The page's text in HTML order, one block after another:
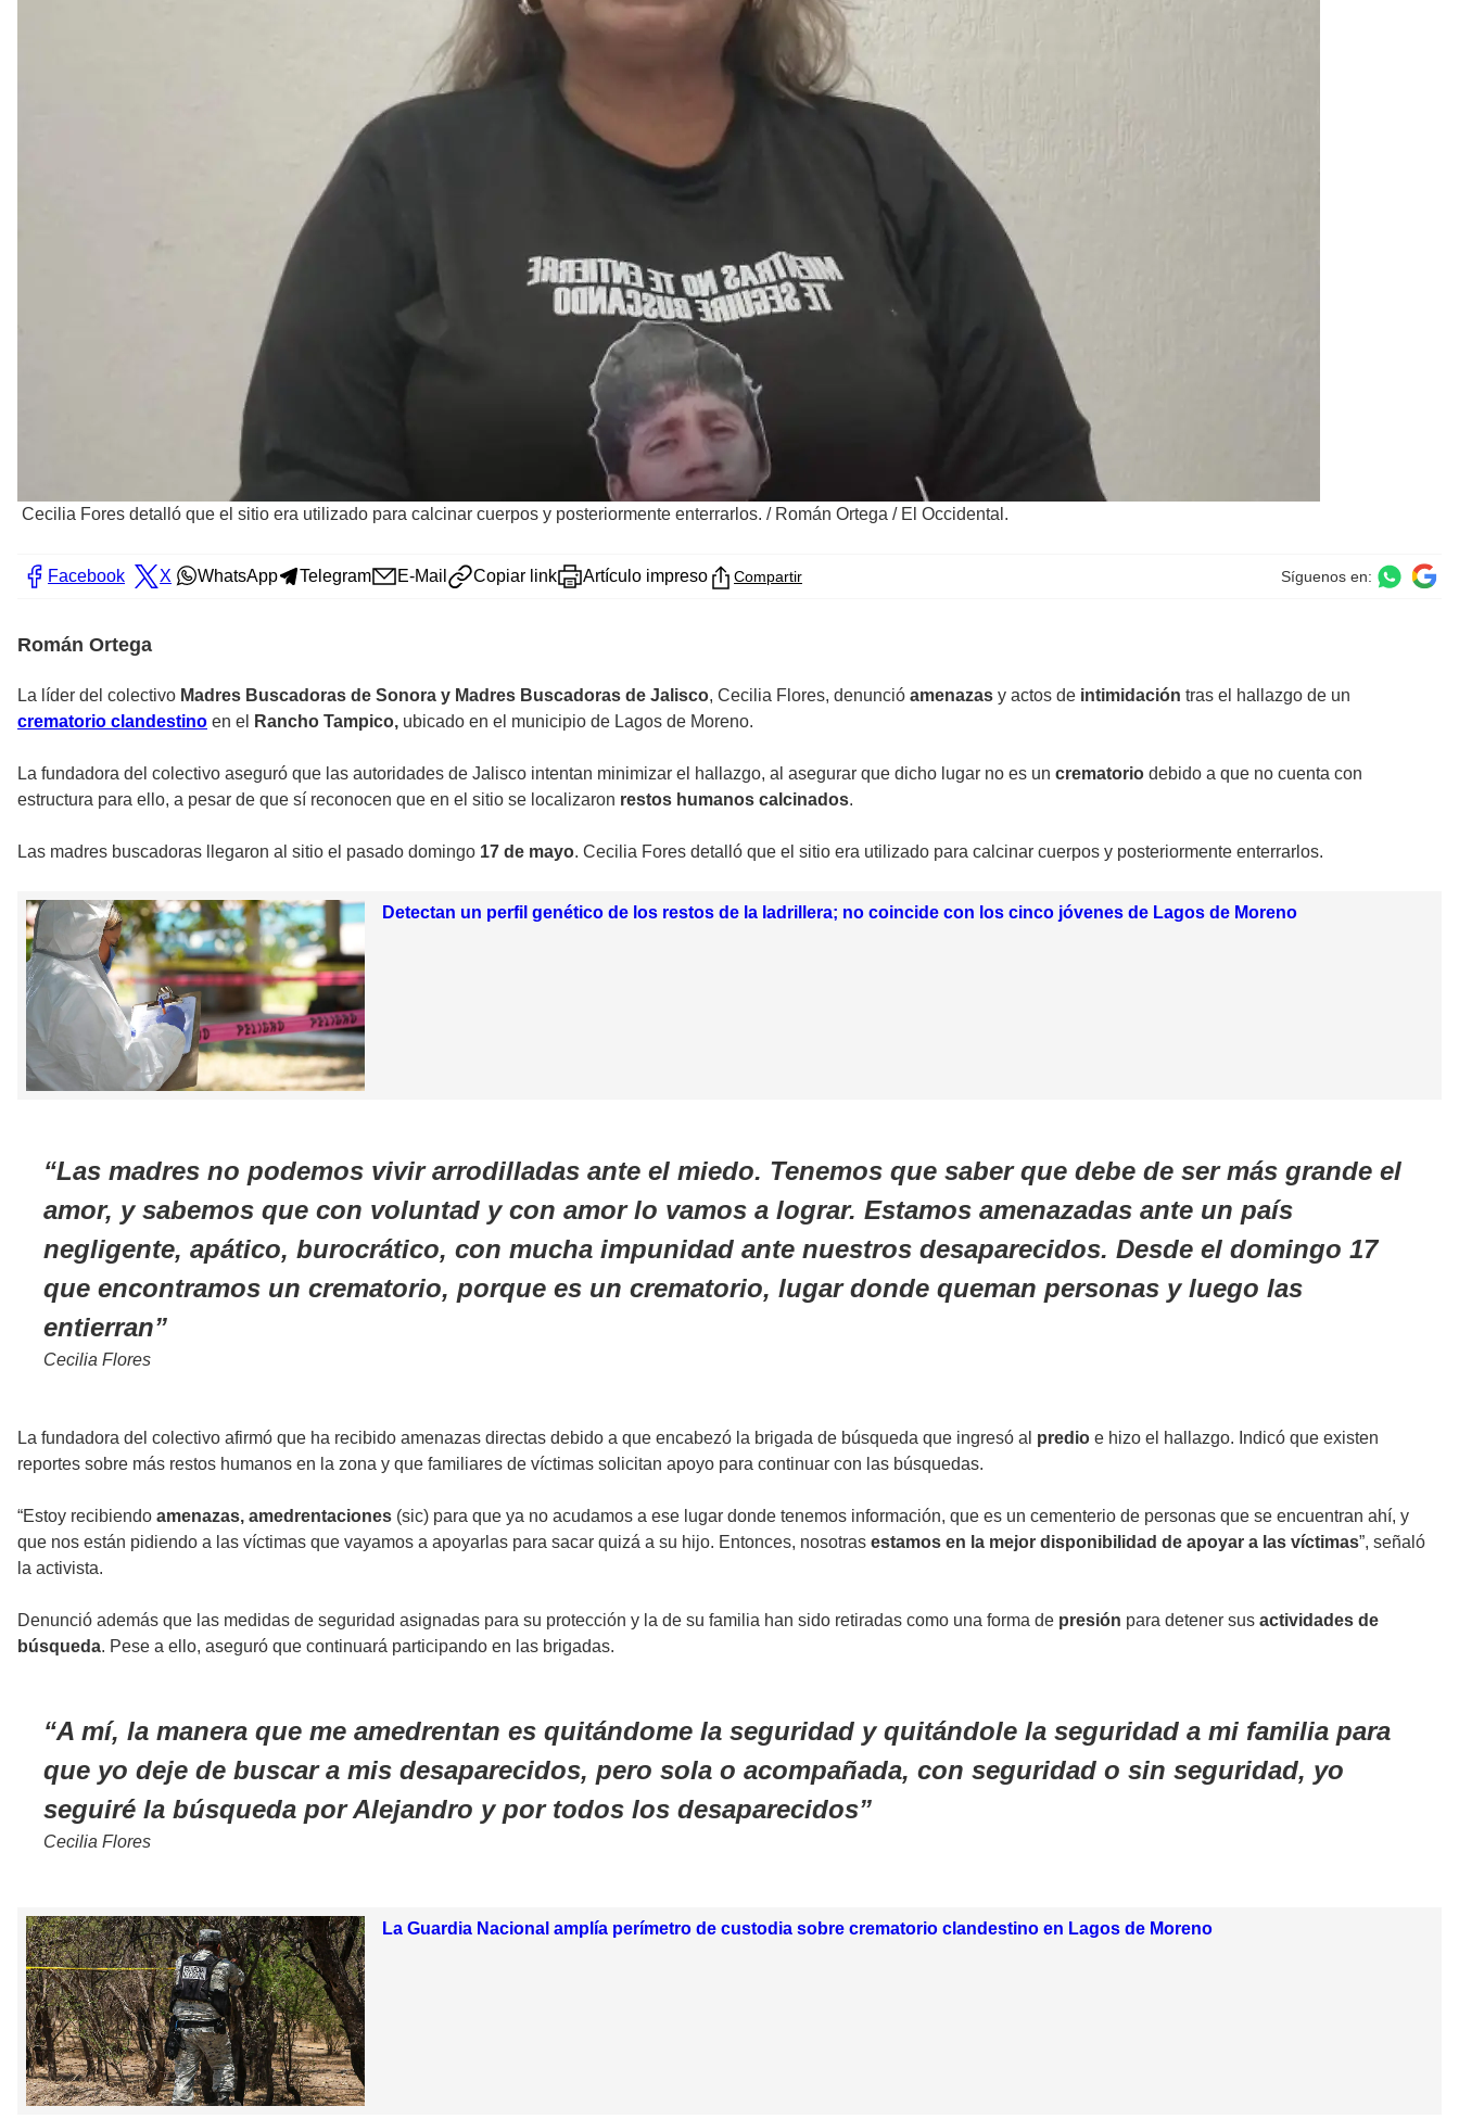
Cecilia Fores detalló que el sitio era utilizado para calcinar cuerpos y posteriormente enterrarlos. / Román Ortega / El Occidental.
Facebook X WhatsApp Telegram E-Mail Copiar link Artículo impreso Compartir Síguenos en:
Román Ortega
La líder del colectivo Madres Buscadoras de Sonora y Madres Buscadoras de Jalisco, Cecilia Flores, denunció amenazas y actos de intimidación tras el hallazgo de un
crematorio clandestino en el Rancho Tampico, ubicado en el municipio de Lagos de Moreno.
La fundadora del colectivo aseguró que las autoridades de Jalisco intentan minimizar el hallazgo, al asegurar que dicho lugar no es un crematorio debido a que no cuenta con
estructura para ello, a pesar de que sí reconocen que en el sitio se localizaron restos humanos calcinados.
Las madres buscadoras llegaron al sitio el pasado domingo 17 de mayo. Cecilia Fores detalló que el sitio era utilizado para calcinar cuerpos y posteriormente enterrarlos.
Detectan un perfil genético de los restos de la ladrillera; no coincide con los cinco jóvenes de Lagos de Moreno
Las madres no podemos vivir arrodilladas ante el miedo. Tenemos que saber que debe de ser más grande el
amor, y sabemos que con voluntad y con amor lo vamos a lograr. Estamos amenazadas ante un país
negligente, apático, burocrático, con mucha impunidad ante nuestros desaparecidos. Desde el domingo 17
que encontramos un crematorio, porque es un crematorio, lugar donde queman personas y luego las
entierran
Cecilia Flores
La fundadora del colectivo afirmó que ha recibido amenazas directas debido a que encabezó la brigada de búsqueda que ingresó al predio e hizo el hallazgo. Indicó que existen
reportes sobre más restos humanos en la zona y que familiares de víctimas solicitan apoyo para continuar con las búsquedas.
“Estoy recibiendo amenazas, amedrentaciones (sic) para que ya no acudamos a ese lugar donde tenemos información, que es un cementerio de personas que se encuentran ahí, y
que nos están pidiendo a las víctimas que vayamos a apoyarlas para sacar quizá a su hijo. Entonces, nosotras estamos en la mejor disponibilidad de apoyar a las víctimas”, señaló
la activista.
Denunció además que las medidas de seguridad asignadas para su protección y la de su familia han sido retiradas como una forma de presión para detener sus actividades de
búsqueda. Pese a ello, aseguró que continuará participando en las brigadas.
A mí, la manera que me amedrentan es quitándome la seguridad y quitándole la seguridad a mi familia para
que yo deje de buscar a mis desaparecidos, pero sola o acompañada, con seguridad o sin seguridad, yo
seguiré la búsqueda por Alejandro y por todos los desaparecidos
Cecilia Flores
La Guardia Nacional amplía perímetro de custodia sobre crematorio clandestino en Lagos de Moreno